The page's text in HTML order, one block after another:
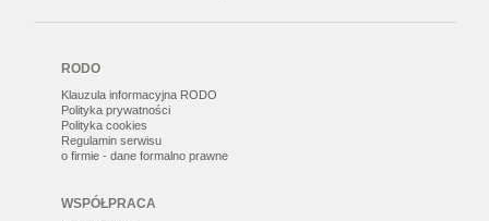
RODO
Klauzula informacyjna RODO
Polityka prywatności
Polityka cookies
Regulamin serwisu
o firmie - dane formalno prawne
WSPÓŁPRACA